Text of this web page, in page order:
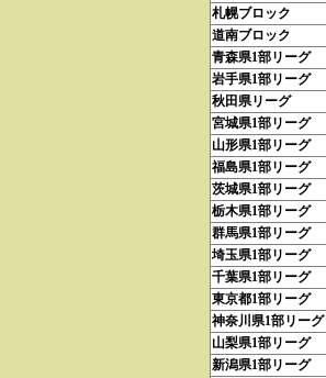
札幌ブロック
道南ブロック
青森県1部リーグ
岩手県1部リーグ
秋田県リーグ
宮城県1部リーグ
山形県1部リーグ
福島県1部リーグ
茨城県1部リーグ
栃木県1部リーグ
群馬県1部リーグ
埼玉県1部リーグ
千葉県1部リーグ
東京都1部リーグ
神奈川県1部リーグ
山梨県1部リーグ
新潟県1部リーグ